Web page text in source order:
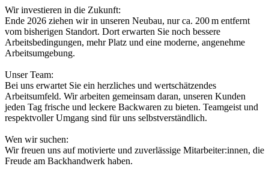
Wir investieren in die Zukunft:
Ende 2026 ziehen wir in unseren Neubau, nur ca. 200 m entfernt
vom bisherigen Standort. Dort erwarten Sie noch bessere
Arbeitsbedingungen, mehr Platz und eine moderne, angenehme
Arbeitsumgebung.
Unser Team:
Bei uns erwartet Sie ein herzliches und wertschätzendes
Arbeitsumfeld. Wir arbeiten gemeinsam daran, unseren Kunden
jeden Tag frische und leckere Backwaren zu bieten. Teamgeist und
respektvoller Umgang sind für uns selbstverständlich.
Wen wir suchen:
Wir freuen uns auf motivierte und zuverlässige Mitarbeiter:innen, die
Freude am Backhandwerk haben.